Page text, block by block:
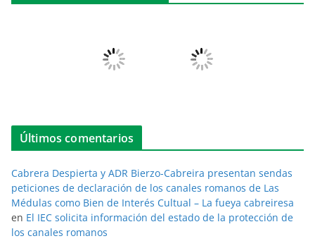
Últimos comentarios
Cabrera Despierta y ADR Bierzo-Cabreira presentan sendas
peticiones de declaración de los canales romanos de Las
Médulas como Bien de Interés Cultual – La fueya cabreiresa
en El IEC solicita información del estado de la protección de
los canales romanos